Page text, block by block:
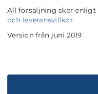
All försäljning sker enligt
och leveransvillkor.
Version från juni 2019